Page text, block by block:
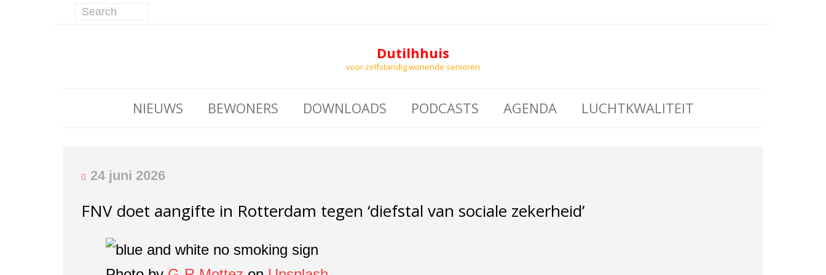
Dutilhhuis
voor zelfstandig wonende senioren
NIEUWS BEWONERS DOWNLOADS PODCASTS AGENDA LUCHTKWALITEIT
24 juni 2026
FNV doet aangifte in Rotterdam tegen ‘diefstal van sociale zekerheid’